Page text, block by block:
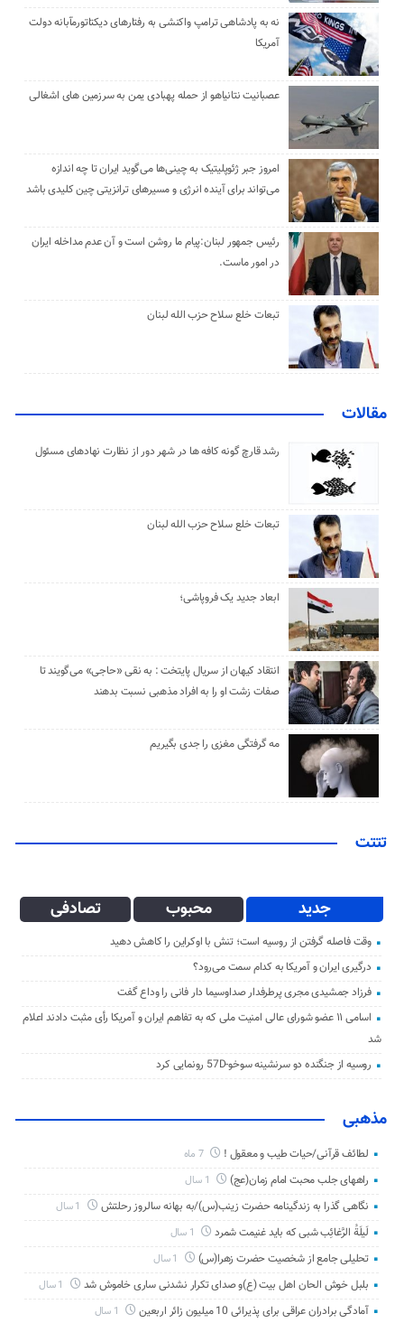
نه به پادشاهی ترامپ واکنشی به رفتارهای دیکتاتورمآبانه دولت
آمریکا
عصبانیت نتانیاهو از حمله پهبادی یمن به سرزمین های اشغالی
امروز جبر ژئوپلیتیک به چینی‌ها می‌گوید ایران تا چه اندازه
می‌تواند برای آینده انرژی و مسیرهای ترانزیتی چین کلیدی باشد
رئیس جمهور لبنان:پیام ما روشن است و آن عدم مداخله ایران
در امور ماست.
تبعات خلع سلاح حزب الله لبنان
مقالات
رشد قارچ گونه کافه ها در شهر دور از نظارت نهادهای مسئول
تبعات خلع سلاح حزب الله لبنان
ابعاد جدید یک فروپاشی؛
انتقاد کیهان از سریال پایتخت : به نقی «حاجی» می‌گویند تا
صفات زشت او را به افراد مذهبی نسبت بدهند
مه گرفتگی مغزی را جدی بگیریم
تتتت
جدید محبوب تصادفی
وقت فاصله گرفتن از روسیه است؛ تنش با اوکراین را کاهش دهید
درگیری ایران و آمریکا به کدام سمت می‌رود؟
فرزاد جمشیدی مجری پرطرفدار صداوسیما دار فانی را وداع گفت
اسامی ۱۱ عضو شورای عالی امنیت ملی که به تفاهم ایران و آمریکا رأی مثبت دادند اعلام
شد
روسیه از جنگنده دو سرنشینه سوخو-57D رونمایی کرد
مذهبی
لطائف قرآنی/حیات طیب و معقول ! 7 ماه
راههای جلب محبت امام زمان(عج)
نگاهی گذرا به زندگینامه حضرت زینب(س)/به بهانه سالروز رحلتش
لَیلَةُ الرَّغائِب شبی که باید غنیمت شمرد
تحلیلی جامع از شخصیت حضرت زهرا(س)
بلبل خوش الحان اهل بیت (ع)و صدای تکرار نشدنی ساری خاموش شد
آمادگی برادران عراقی برای پذیرائی 10 میلیون زائر اربعین